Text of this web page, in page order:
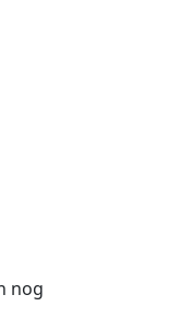
nog